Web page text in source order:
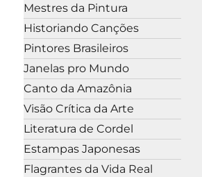
Mestres da Pintura
Historiando Canções
Pintores Brasileiros
Janelas pro Mundo
Canto da Amazônia
Visão Crítica da Arte
Literatura de Cordel
Estampas Japonesas
Flagrantes da Vida Real